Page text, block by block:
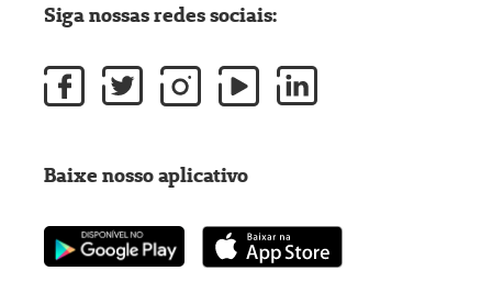
Siga nossas redes sociais:
Baixe nosso aplicativo